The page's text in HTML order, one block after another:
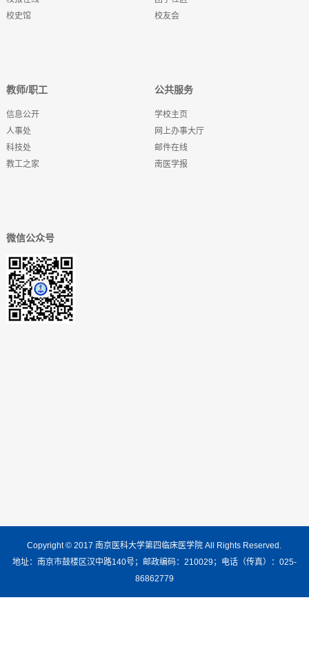
校史馆
校友会
教师/职工
信息公开
人事处
科技处
教工之家
公共服务
学校主页
网上办事大厅
邮件在线
南医学报
微信公众号
Copyright © 2017 南京医科大学第四临床医学院 All Rights Reserved.
地址：南京市鼓楼区汉中路140号；邮政编码：210029；电话（传真）：025-
86862779